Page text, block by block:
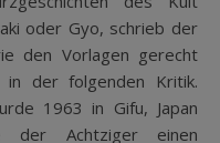
oder Gyo, schrieb der
den Vorlagen gerecht
der folgenden Kritik.
1963 in Gifu, Japan
der Achtziger einen